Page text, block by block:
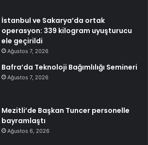
İstanbul ve Sakarya’da ortak
operasyon: 339 kilogram uyuşturucu
ele geçirildi
Ağustos 7, 2026
Bafra’da Teknoloji Bağımlılığı Semineri
Ağustos 7, 2026
Mezitli’de Başkan Tuncer personelle
bayramlaştı
Ağustos 6, 2026